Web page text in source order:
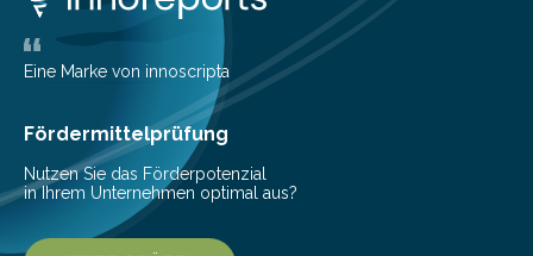
ihrem Online-Banking eine Multibanking-Funktion an,
mit der sich Konten bei anderen Banken…
Eine Marke von innoscripta
Fördermittelprüfung
Nutzen Sie das Förderpotenzial
in Ihrem Unternehmen optimal aus?